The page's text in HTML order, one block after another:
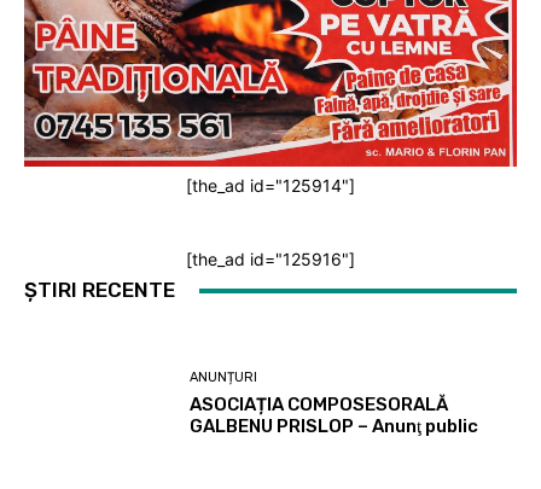
[the_ad id="125914"]
[the_ad id="125916"]
ȘTIRI RECENTE
ANUNȚURI
ASOCIAȚIA COMPOSESORALĂ
GALBENU PRISLOP – Anunţ public